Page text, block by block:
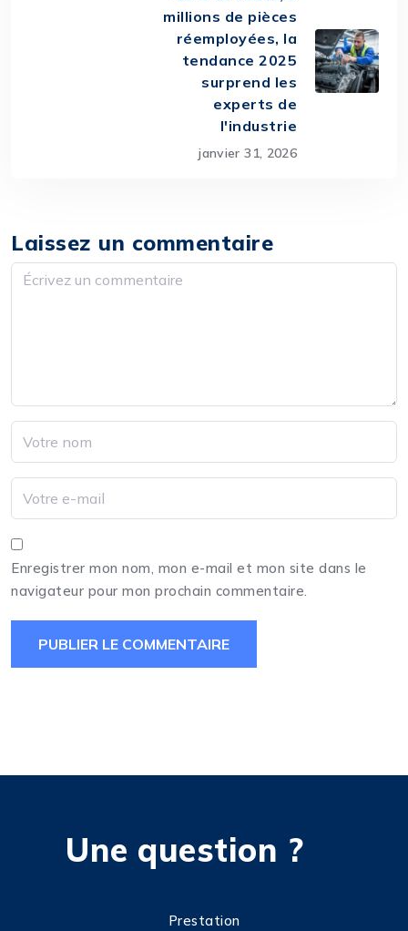
millions de pièces
réemployées, la
tendance 2025
surprend les
experts de
l'industrie
janvier 31, 2026
Laissez un commentaire
Enregistrer mon nom, mon e-mail et mon site dans le
navigateur pour mon prochain commentaire.
Une question ?
Prestation